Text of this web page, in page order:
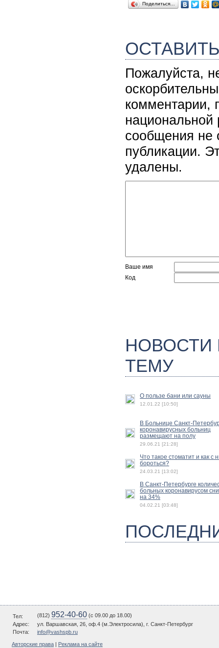
Поделиться…
Пожалуйста,
комментарии,
национальной
сообщения не
публикации.
удалены.
Ваше имя
Код
ТЕМУ
О пользе бани или сауны
12.01.22 [10:50]
В Больнице Санкт-
коронавирусных больниц
размещают на полу
29.06.21 [21:28]
Что такое стоматит и как с
бороться?
24.03.21 [13:02]
В Санкт-Петербурге
больных коронавирусом
на 34%
04.02.21 [03:48]
Тел: (812) 952-40-60 (c 09.00 до 18.00)
Адрес:
ул. Варшавская, 26, оф.4 (м.Электросила), г. Санкт-Петербург
Почта:
info@vashspb.ru
Авторские права Реклама на сайте